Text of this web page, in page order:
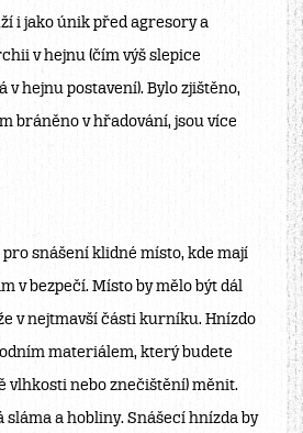
i jako únik před agresory a
v hejnu (čím výš slepice
v hejnu postavení). Bylo zjištěno,
bráněno v hřadování, jsou více
snášení klidné místo, kde mají
v bezpečí. Místo by mělo být dál
v nejtmavší části kurníku. Hnízdo
materiálem, který budete
vlhkosti nebo znečištění) měnit.
sláma a hobliny. Snášecí hnízda by